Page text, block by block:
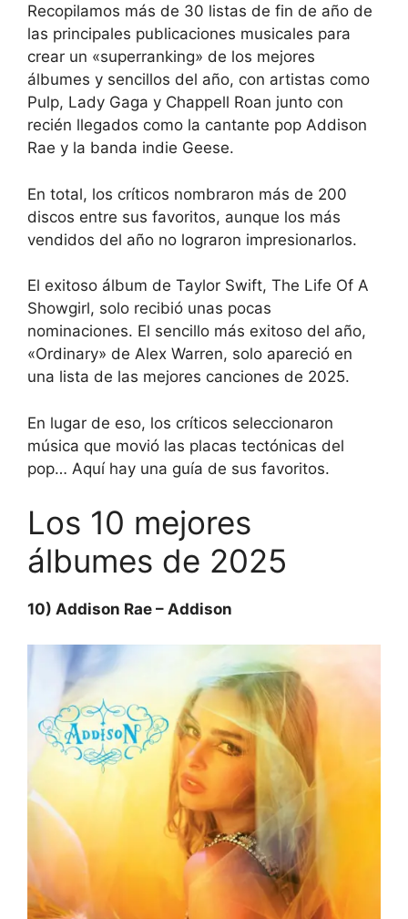
Recopilamos más de 30 listas de fin de año de
las principales publicaciones musicales para
crear un «superranking» de los mejores
álbumes y sencillos del año, con artistas como
Pulp, Lady Gaga y Chappell Roan junto con
recién llegados como la cantante pop Addison
Rae y la banda indie Geese.
En total, los críticos nombraron más de 200
discos entre sus favoritos, aunque los más
vendidos del año no lograron impresionarlos.
El exitoso álbum de Taylor Swift, The Life Of A
Showgirl, solo recibió unas pocas
nominaciones. El sencillo más exitoso del año,
«Ordinary» de Alex Warren, solo apareció en
una lista de las mejores canciones de 2025.
En lugar de eso, los críticos seleccionaron
música que movió las placas tectónicas del
pop… Aquí hay una guía de sus favoritos.
Los 10 mejores
álbumes de 2025
10) Addison Rae – Addison